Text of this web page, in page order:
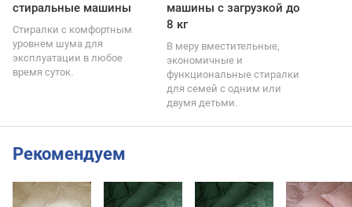
стиральные машины
Стиралки с комфортным
уровнем шума для
эксплуатации в любое
время суток.
машины с загрузкой до
8 кг
В меру вместительные,
экономичные и
функциональные стиралки
для семей с одним или
двумя детьми.
Рекомендуем